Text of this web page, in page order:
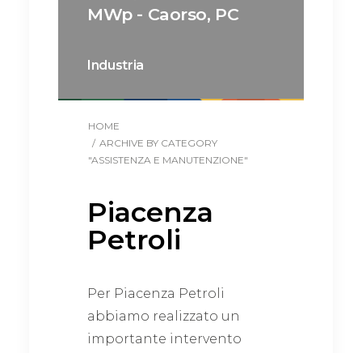
MWp - Caorso, PC
Industria
HOME
ARCHIVE BY CATEGORY
"ASSISTENZA E MANUTENZIONE"
Piacenza
Petroli
Per Piacenza Petroli
abbiamo realizzato un
importante intervento